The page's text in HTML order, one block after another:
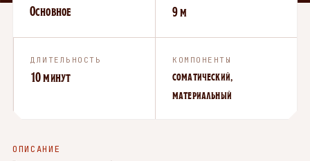
Основное 9 м
ДЛИТЕЛЬНОСТЬ
10 минут
КОМПОНЕНТЫ
соматический,
материальный
ОПИСАНИЕ